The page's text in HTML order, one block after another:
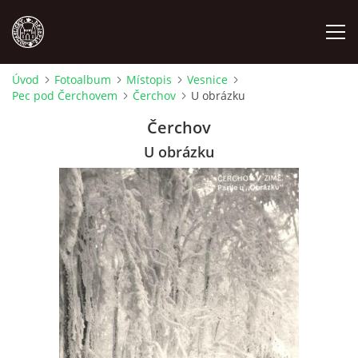
MÍSTOPIS
OSOBNOSTI
Úvod Fotoalbum Místopis
Vesnice
Pec pod Čerchovem
Čerchov U obrázku
Čerchov
U obrázku